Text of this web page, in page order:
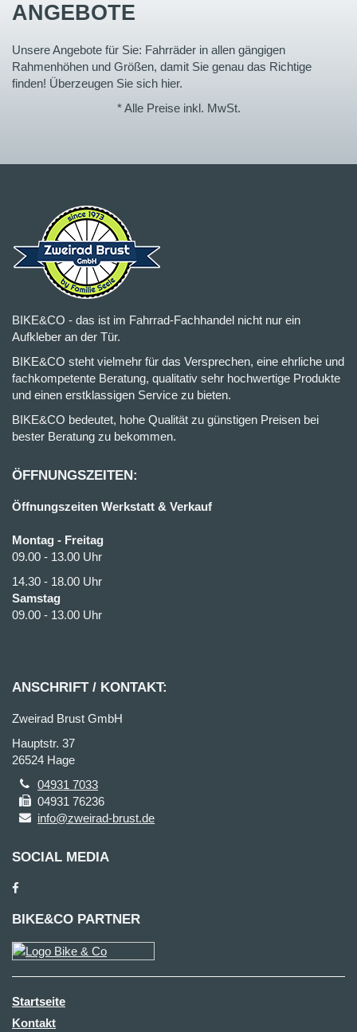
ANGEBOTE
Unsere Angebote für Sie: Fahrräder in allen gängigen
Rahmenhöhen und Größen, damit Sie genau das Richtige
finden! Überzeugen Sie sich hier.
* Alle Preise inkl. MwSt.
BIKE&CO - das ist im Fahrrad-Fachhandel nicht nur ein
Aufkleber an der Tür.
BIKE&CO steht vielmehr für das Versprechen, eine ehrliche und
fachkompetente Beratung, qualitativ sehr hochwertige Produkte
und einen erstklassigen Service zu bieten.
BIKE&CO bedeutet, hohe Qualität zu günstigen Preisen bei
bester Beratung zu bekommen.
ÖFFNUNGSZEITEN:
Öffnungszeiten Werkstatt & Verkauf
Montag - Freitag
09.00 - 13.00 Uhr
14.30 - 18.00 Uhr
Samstag
09.00 - 13.00 Uhr
ANSCHRIFT / KONTAKT:
Zweirad Brust GmbH
Hauptstr. 37
26524 Hage
04931 7033
04931 76236
info@zweirad-brust.de
SOCIAL MEDIA
BIKE&CO PARTNER
Startseite
Kontakt